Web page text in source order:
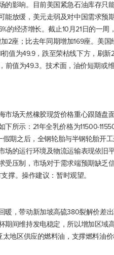
的影响。目前美国紧急石油库存只
能放缓，美元走弱及对中国需求预
的经济增长。截止10月21日的一周
2座；比去年同期增加169座。美国
值为49.9，跌至荣枯线下方，刷新
前值为49.3。技术面，油价短期或
市场天然橡胶现货价格重心跟随盘
所示：21年全乳价格为11500-
假期之后，全钢轮胎与半钢轮胎开
场的运行环境及物流运输表现依旧
受压制，市场对于需求端预期缺乏
撑。操作建议：暂时观望。
暖，带动新加坡高硫380裂解价差
期间维持发电稳定，所以增加区域
地区供应的燃料油，支撑燃料油